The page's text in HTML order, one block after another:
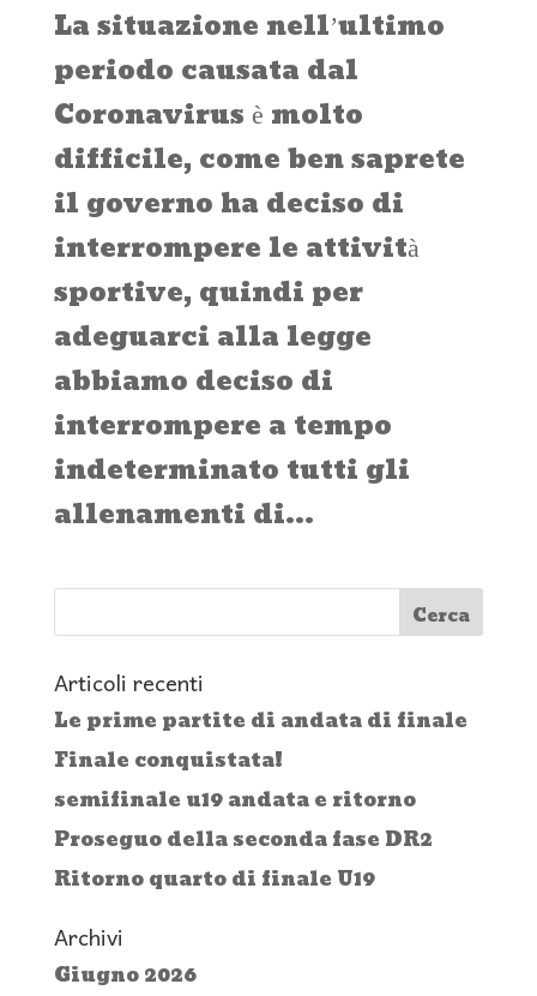
La situazione nell’ultimo
periodo causata dal
Coronavirus è molto
difficile, come ben saprete
il governo ha deciso di
interrompere le attività
sportive, quindi per
adeguarci alla legge
abbiamo deciso di
interrompere a tempo
indeterminato tutti gli
allenamenti di...
Articoli recenti
Le prime partite di andata di finale
Finale conquistata!
semifinale u19 andata e ritorno
Proseguo della seconda fase DR2
Ritorno quarto di finale U19
Archivi
Giugno 2026